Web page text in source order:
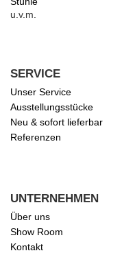
u.v.m.
SERVICE
Unser Service
Ausstellungsstücke
Neu & sofort lieferbar
Referenzen
UNTERNEHMEN
Über uns
Show Room
Kontakt